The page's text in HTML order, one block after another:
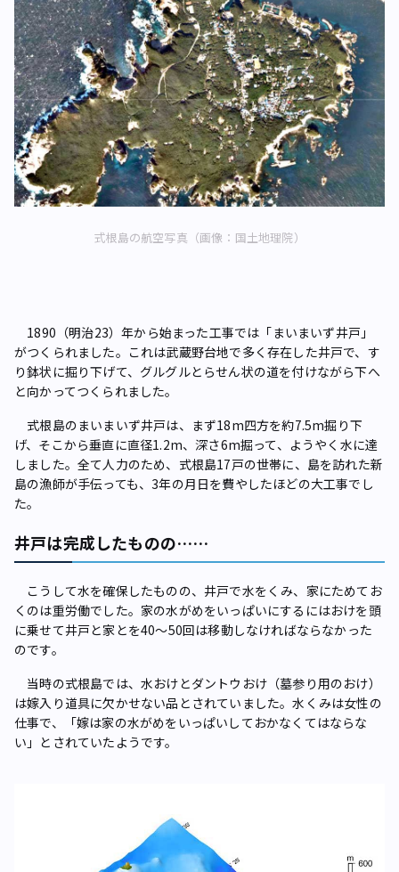
式根島の航空写真（画像：国土地理院）
1890（明治23）年から始まった工事では「まいまいず井戸」
がつくられました。これは武蔵野台地で多く存在した井戸で、す
り鉢状に掘り下げて、グルグルとらせん状の道を付けながら下へ
と向かってつくられました。
式根島のまいまいず井戸は、まず18m四方を約7.5m掘り下
げ、そこから垂直に直径1.2m、深さ6m掘って、ようやく水に達
しました。全て人力のため、式根島17戸の世帯に、島を訪れた新
島の漁師が手伝っても、3年の月日を費やしたほどの大工事でし
た。
井戸は完成したものの……
こうして水を確保したものの、井戸で水をくみ、家にためてお
くのは重労働でした。家の水がめをいっぱいにするにはおけを頭
に乗せて井戸と家とを40～50回は移動しなければならなかった
のです。
当時の式根島では、水おけとダントウおけ（墓参り用のおけ）
は嫁入り道具に欠かせない品とされていました。水くみは女性の
仕事で、「嫁は家の水がめをいっぱいしておかなくてはならな
い」とされていたようです。